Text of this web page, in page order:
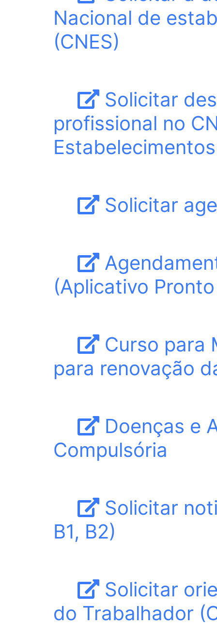
Nacional de
(CNES)
Solicitar
profissional no
Solicitar
(Aplicativo
Curso para
para renovação
Doenças e
Compulsória
Solicitar
B1, B2)
Solicitar
do Trabalhador